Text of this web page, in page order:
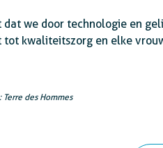
dat we door technologie en
kwaliteitszorg en elke
des Hommes